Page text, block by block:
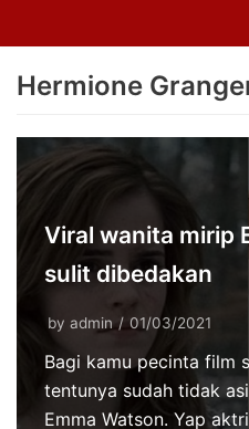
content
Hermione
Viral wanita mirip
sulit dibedakan
by admin 01/03/2021
Bagi kamu pecinta film
tentunya sudah tidak
Emma Watson. Yap